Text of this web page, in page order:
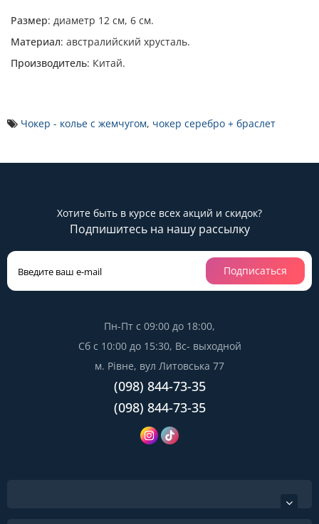
Размер: диаметр 12 см, 6 см.
Материал: австралийский хрусталь.
Производитель: Китай.
Чокер - колье с жемчугом, чокер серебро + браслет
Хотите быть в курсе всех акций и скидок?
Подпишитесь на нашу рассылку
Подписаться
Пн-Пт с 09:00 до 18:00,
Сб с 10:00 до 15:30, Вс- выходной
м. Рівне, вул Литовська 77
(098) 844-73-35
(098) 844-73-35